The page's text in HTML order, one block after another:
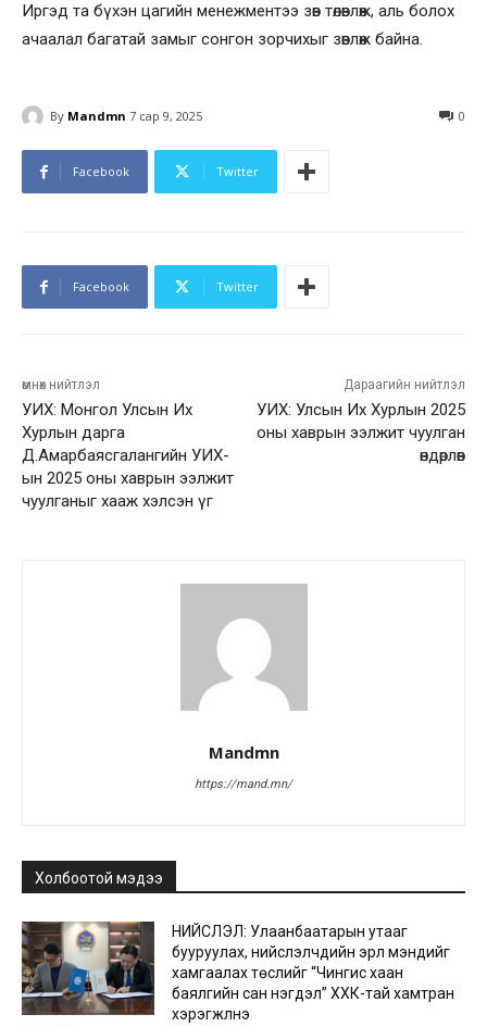
Иргэд та бүхэн цагийн менежментээ зөв төлөвлөж, аль болох
ачаалал багатай замыг сонгон зорчихыг зөвлөж байна.
By Mandmn 7 сар 9, 2025 0
Facebook Twitter
Facebook Twitter
өмнөх нийтлэл
УИХ: Монгол Улсын Их
Хурлын дарга
Д.Амарбаясгалангийн УИХ-
ын 2025 оны хаврын ээлжит
чуулганыг хааж хэлсэн үг
Дараагийн нийтлэл
УИХ: Улсын Их Хурлын 2025
оны хаврын ээлжит чуулган
өндөрлөв
Mandmn
https://mand.mn/
Холбоотой мэдээ
НИЙСЛЭЛ: Улаанбаатарын утааг
бууруулах, нийслэлчүүдийн эрүүл мэндийг
хамгаалах төслийг “Чингис хаан
баялгийн сан нэгдэл” ХХК-тай хамтран
хэрэгжүүлнэ